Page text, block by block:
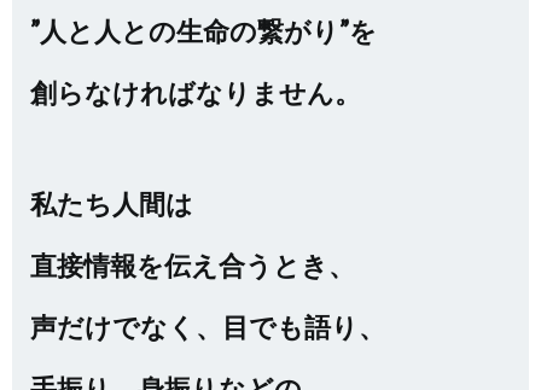
”人と人との生命の繋がり”を
創らなければなりません。
私たち人間は
直接情報を伝え合うとき、
声だけでなく、目でも語り、